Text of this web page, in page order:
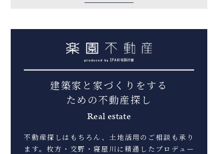
建築家と家づくりをする
ための不動産探し
Real estate
不動産探しはもちろん、土地活用のご相談も承り
ます。 枚方・交野・寝屋川に精通したプロデュー